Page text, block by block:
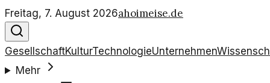
Freitag, 7. August 2026ahoimeise.de
GesellschaftKulturTechnologieUnternehmen
Mehr